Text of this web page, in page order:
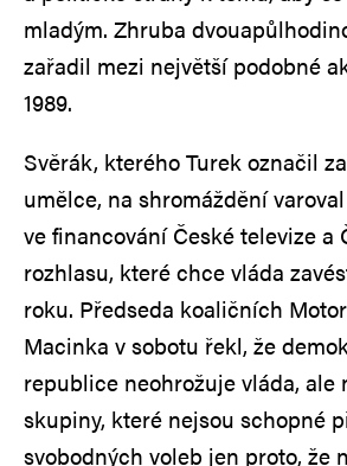
mladým. Zhruba
zařadil mezi největší podobné
1989.
Svěrák, kterého Turek označil
umělce, na shromáždění
ve financování České televize a
rozhlasu, které chce vláda
roku. Předseda koaličních
Macinka v sobotu řekl, že
republice neohrožuje vláda, ale
skupiny, které nejsou schopné
svobodných voleb jen proto, že